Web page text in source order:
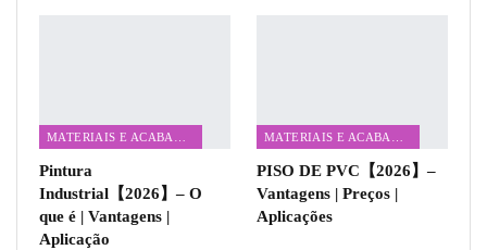
Pintura
Industrial【2026】– O
que é | Vantagens |
Aplicação
PISO DE PVC【2026】–
Vantagens | Preços |
Aplicações